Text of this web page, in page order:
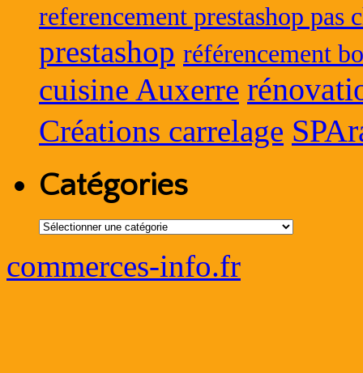
referencement prestashop pas
prestashop référencement
cuisine Auxerre
Créations carrelage
Catégories
Catégories
commerces-info.fr